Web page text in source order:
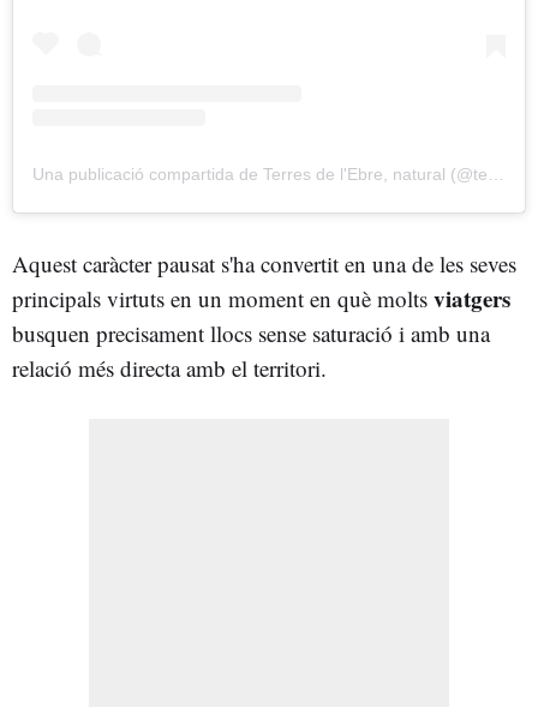
Una publicació compartida de Terres de l'Ebre, natural (@terresebre)
Aquest caràcter pausat s'ha convertit en una de les seves
principals virtuts en un moment en què molts viatgers
busquen precisament llocs sense saturació i amb una
relació més directa amb el territori.